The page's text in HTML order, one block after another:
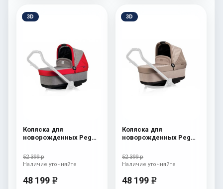
3D
Коляска для
новорожденных Peg
Pop-Up) Tulip
52 399 р
48 199 e
Наличие уточняйте
3D
Коляска для
новорожденных Peg
Pop-Up) Cream
52 399 р
48 199 e
Наличие уточняйте